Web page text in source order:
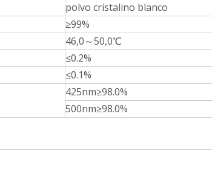
polvo cristalino blanco
≥99%
46,0～50,0℃
≤0.2%
≤0.1%
425nm≥98.0%
500nm≥98.0%